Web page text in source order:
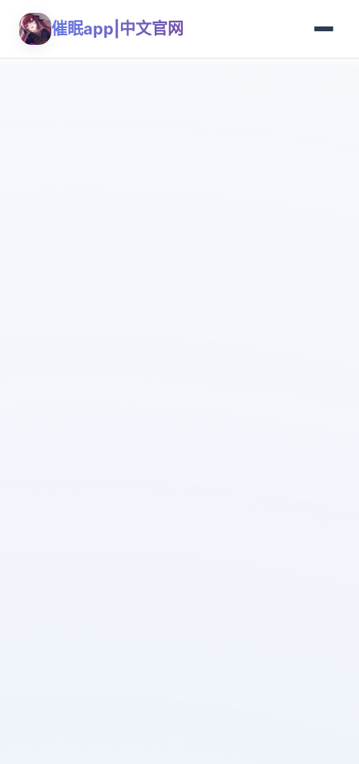
催眠app|中文官网